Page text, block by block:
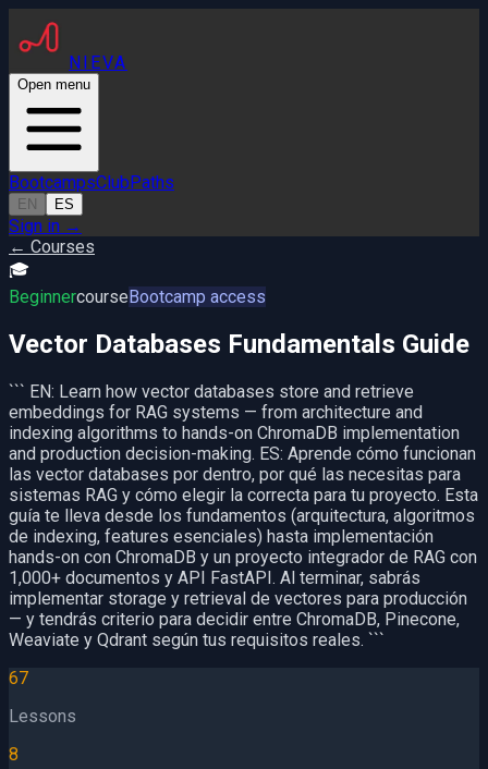
NIEVA
Open menu
BootcampsClubPaths
EN ES
Sign in →
← Courses
🎓
BeginnercourseBootcamp access
Vector Databases Fundamentals Guide
``` EN: Learn how vector databases store and retrieve
embeddings for RAG systems — from architecture and
indexing algorithms to hands-on ChromaDB implementation
and production decision-making. ES: Aprende cómo funcionan
las vector databases por dentro, por qué las necesitas para
sistemas RAG y cómo elegir la correcta para tu proyecto. Esta
guía te lleva desde los fundamentos (arquitectura, algoritmos
de indexing, features esenciales) hasta implementación
hands-on con ChromaDB y un proyecto integrador de RAG con
1,000+ documentos y API FastAPI. Al terminar, sabrás
implementar storage y retrieval de vectores para producción
— y tendrás criterio para decidir entre ChromaDB, Pinecone,
Weaviate y Qdrant según tus requisitos reales. ```
67
Lessons
8